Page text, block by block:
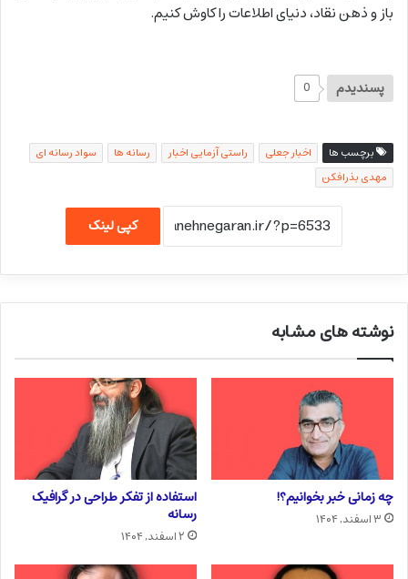
باز و ذهن نقاد، دنیای اطلاعات را کاوش کنیم.
پسندیدم 0
برچسب ها اخبار جعلی راستی آزمایی اخبار رسانه ها
سواد رسانه ای
مهدی بذرافکن
کپی لینک
نوشته های مشابه
چه زمانی خبر بخوانیم؟!
۳ اسفند, ۱۴۰۴
استفاده از تفکر طراحی در گرافیک
رسانه
۲ اسفند, ۱۴۰۴